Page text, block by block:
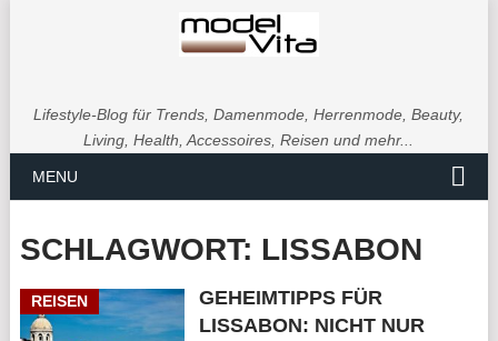
Lifestyle-Blog für Trends, Damenmode, Herrenmode, Beauty,
Living, Health, Accessoires, Reisen und mehr...
MENU
SCHLAGWORT: LISSABON
REISEN
GEHEIMTIPPS FÜR
LISSABON: NICHT NUR